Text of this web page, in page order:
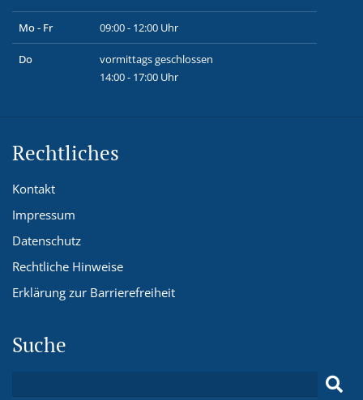
Mo - Fr 09:00 - 12:00 Uhr
Do
vormittags geschlossen
14:00 - 17:00 Uhr
Rechtliches
Kontakt
Impressum
Datenschutz
Rechtliche Hinweise
Erklärung zur Barrierefreiheit
Suche